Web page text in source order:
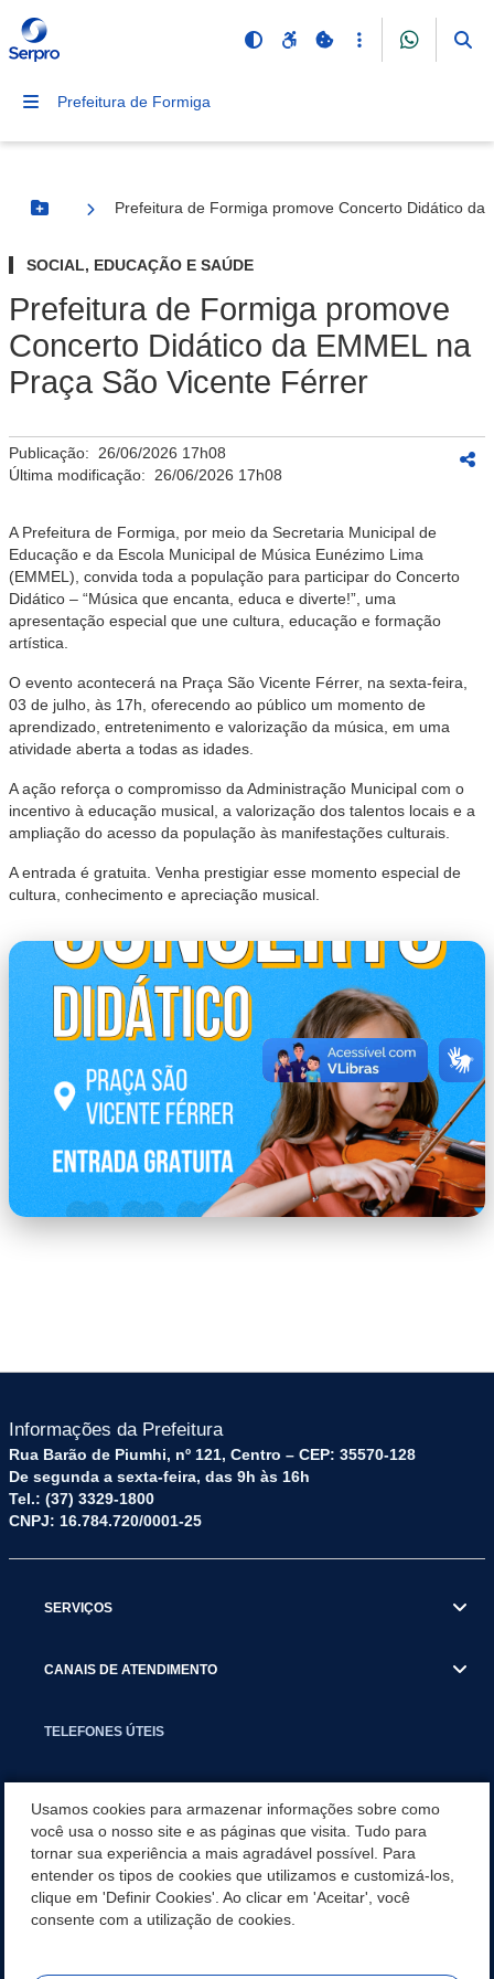
Prefeitura de Formiga
Botão Menu
Prefeitura de Formiga promove Concerto Didático da
SOCIAL, EDUCAÇÃO E SAÚDE
Prefeitura de Formiga promove
Concerto Didático da EMMEL na
Praça São Vicente Férrer
Publicação: 26/06/2026 17h08
Última modificação: 26/06/2026 17h08
A Prefeitura de Formiga, por meio da Secretaria Municipal de
Educação e da Escola Municipal de Música Eunézimo Lima
(EMMEL), convida toda a população para participar do Concerto
Didático – “Música que encanta, educa e diverte!”, uma
apresentação especial que une cultura, educação e formação
artística.
O evento acontecerá na Praça São Vicente Férrer, na sexta-feira,
03 de julho, às 17h, oferecendo ao público um momento de
aprendizado, entretenimento e valorização da música, em uma
atividade aberta a todas as idades.
A ação reforça o compromisso da Administração Municipal com o
incentivo à educação musical, a valorização dos talentos locais e a
ampliação do acesso da população às manifestações culturais.
A entrada é gratuita. Venha prestigiar esse momento especial de
cultura, conhecimento e apreciação musical.
Informações da Prefeitura
Rua Barão de Piumhi, nº 121, Centro – CEP: 35570-128
De segunda a sexta-feira, das 9h às 16h
Tel.: (37) 3329-1800
CNPJ: 16.784.720/0001-25
SERVIÇOS
CANAIS DE ATENDIMENTO
TELEFONES ÚTEIS
NOTÍCIAS
APLICATIVO
Usamos cookies para armazenar informações sobre como
você usa o nosso site e as páginas que visita. Tudo para
tornar sua experiência a mais agradável possível. Para
entender os tipos de cookies que utilizamos e customizá-los,
clique em 'Definir Cookies'. Ao clicar em 'Aceitar', você
consente com a utilização de cookies.